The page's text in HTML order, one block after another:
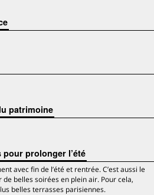
patrimoine
prolonger l’été
avec fin de l’été et rentrée. C’est aussi le
belles soirées en plein air. Pour cela,
belles terrasses parisiennes.